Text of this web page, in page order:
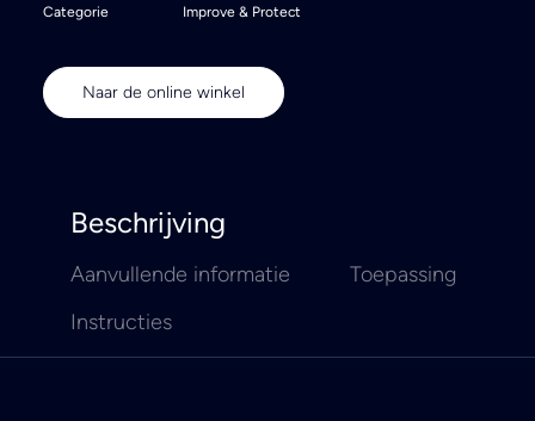
Categorie Improve & Protect
Naar de online winkel
Beschrijving
Aanvullende informatie
Toepassing
Instructies